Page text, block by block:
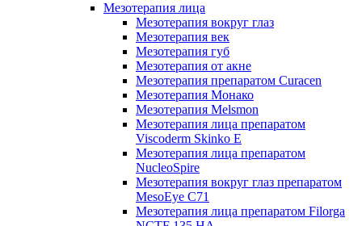
Мезотерапия лица
Мезотерапия вокруг глаз
Мезотерапия век
Мезотерапия губ
Мезотерапия от акне
Мезотерапия препаратом Curacen
Мезотерапия Монако
Мезотерапия Melsmon
Мезотерапия лица препаратом
Viscoderm Skinko E
Мезотерапия лица препаратом
NucleoSpire
Мезотерапия вокруг глаз препаратом
MesoEye С71
Мезотерапия лица препаратом Filorga